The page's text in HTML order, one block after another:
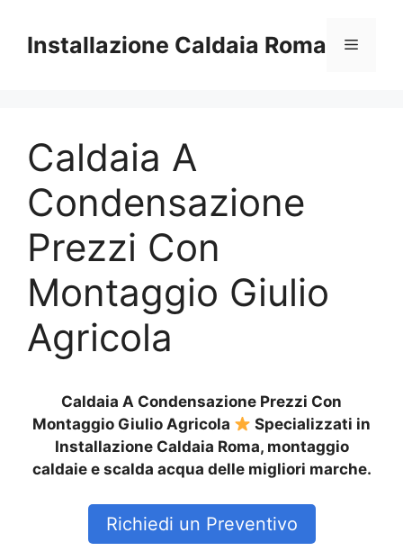
contenuto
Installazione Caldaia Roma Menu
Caldaia A
Condensazione
Prezzi Con
Montaggio Giulio
Agricola
Caldaia A Condensazione Prezzi Con
Montaggio Giulio Agricola
Specializzati in
Installazione Caldaia Roma, montaggio
caldaie e scalda acqua delle migliori marche.
Richiedi un Preventivo